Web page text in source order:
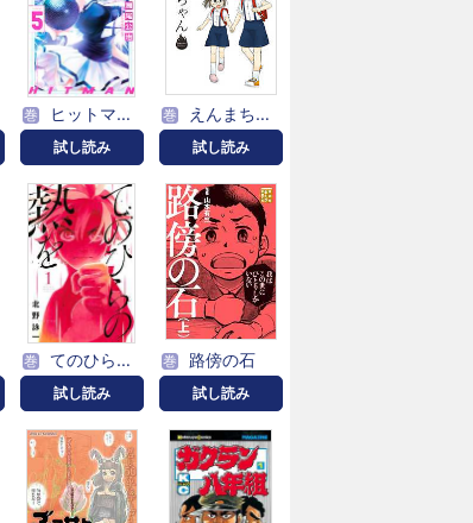
巻 ヒットマン 特装版（５）
試し読み
巻 えんまちゃん
試し読み
巻 てのひらの熱を
試し読み
巻 路傍の石
試し読み